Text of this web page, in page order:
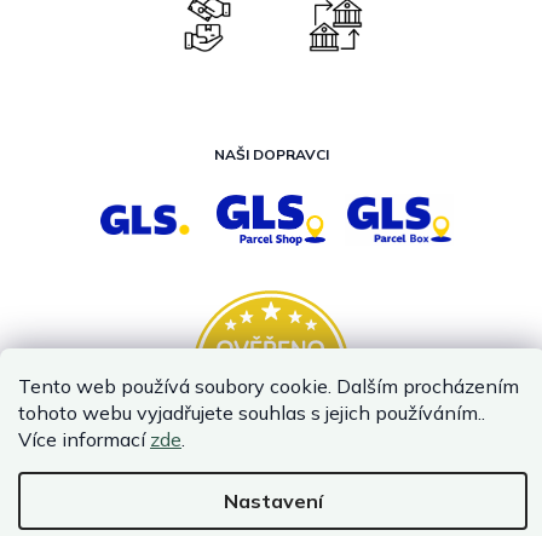
Tento web používá soubory cookie. Dalším procházením
tohoto webu vyjadřujete souhlas s jejich používáním..
Více informací zde.
Nastavení
NAŠI DOPRAVCI
Vytvořil Shoptet